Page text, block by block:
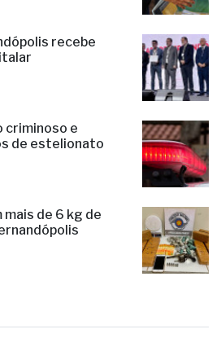
recebe
criminoso e
de estelionato
mais de 6 kg de